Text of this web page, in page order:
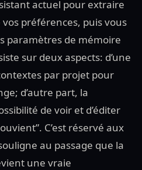
actuel pour extraire
préférences, puis vous
paramètres de mémoire
sur deux aspects: d’une
par projet pour
d’autre part, la
de voir et d’éditer
C’est réservé aux
au passage que la
une vraie